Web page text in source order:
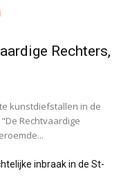
Rechters,
kunstdiefstallen in de
Rechtvaardige
inbraak in de St-